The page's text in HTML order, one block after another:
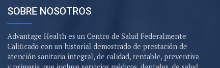
SOBRE NOSOTROS
Advantage Health es un Centro de Salud Federalmente
Calificado con un historial demostrado de prestación de
atención sanitaria integral, de calidad, rentable, preventiva